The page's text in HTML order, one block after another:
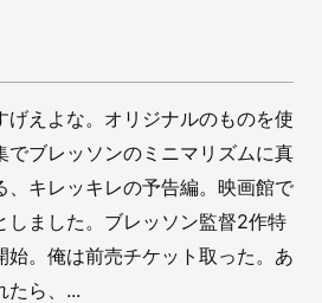
げえよな。オリジナルのものを使
でブレッソンのミニマリズムに真
、キレッキレの予告編。映画館で
しました。ブレッソン監督2作特
始。俺は前売チケット取った。あ
たら、...